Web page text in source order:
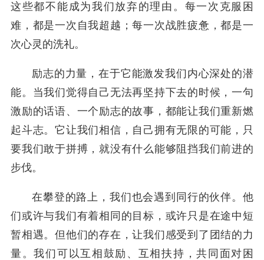
这些都不能成为我们放弃的理由。每一次克服困
难，都是一次自我超越；每一次战胜疲惫，都是一
次心灵的洗礼。
励志的力量，在于它能激发我们内心深处的潜
能。当我们觉得自己无法再坚持下去的时候，一句
激励的话语、一个励志的故事，都能让我们重新燃
起斗志。它让我们相信，自己拥有无限的可能，只
要我们敢于拼搏，就没有什么能够阻挡我们前进的
步伐。
在攀登的路上，我们也会遇到同行的伙伴。他
们或许与我们有着相同的目标，或许只是在途中短
暂相遇。但他们的存在，让我们感受到了团结的力
量。我们可以互相鼓励、互相扶持，共同面对困